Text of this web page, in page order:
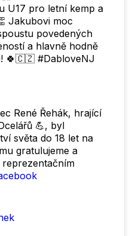
U17 pro letní kemp a
Jakubovi moc
povedených
a hlavně hodně
🍀🇨🇿 #DabloveNJ
René Řehák, hrající
💪, byl
světa do 18 let na
gratulujeme a
reprezentačním